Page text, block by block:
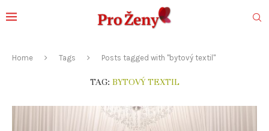
Home Tags Posts tagged with "bytový textil"
TAG: BYTOVÝ TEXTIL